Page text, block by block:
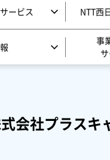
ービス NTT西
事
会社プラスキ